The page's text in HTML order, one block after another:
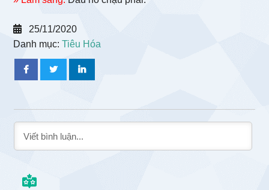
25/11/2020
Danh mục:Tiêu Hóa